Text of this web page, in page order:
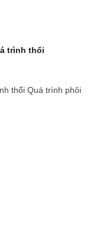
trình thổi
thổi Quá trình phôi